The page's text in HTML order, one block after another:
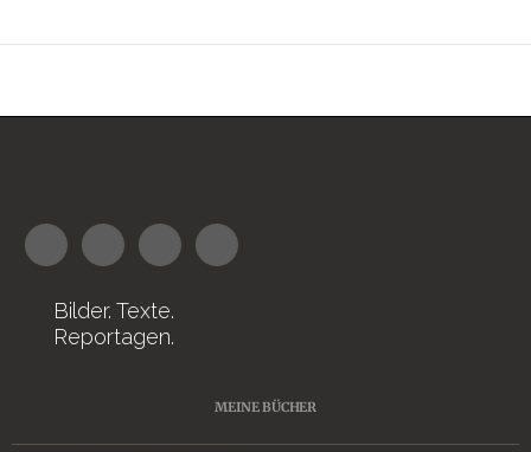
Bilder. Texte.
Reportagen.
MEINE BÜCHER